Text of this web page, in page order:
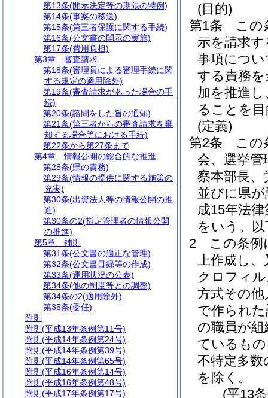
(目的)
第1条
この
示を請求
事項につ
する責務
加を推進
ることを
(定義)
第2条
この
会、選挙管
察本部長、
並びに県
成15年法
をいう。
2
この条例
上作成し
クロフィ
方式その
で作られ
の職員が
ているも
不特定多
を除く。
(平13
第13条(開示決定等の期限の特例)
第14条(事案の移送)
第15条(第三者保護に関する手続)
第16条(公文書の開示の実施)
第17条(費用負担)
第3章
審査請求
第18条(審理員による審理手続に関
する規定の適用除外)
第19条(審査請求があった場合の手
続)
第20条(諮問をした旨の通知)
第21条(第三者からの審査請求を棄
却する場合等における手続)
第22条から第27条まで
第4章
情報公開の総合的な推進
第28条(県の責務)
第29条(情報の提供に関する施策の
充実)
第30条(出資法人等の情報公開の推
進)
第30条の2(指定管理者の情報公開
の推進)
第5章
補則
第31条(公文書の適正な管理)
第32条(公文書目録等の作成)
第33条(運用状況の公表)
第34条(他の制度等との調整)
第34条の2(適用除外)
第35条(委任)
附則
附則 (平成13年条例第11号)
附則 (平成14年条例第24号)
附則 (平成14年条例第39号)
附則 (平成14年条例第65号)
附則 (平成16年条例第14号)
附則 (平成16年条例第48号)
附則 (平成17年条例第17号)